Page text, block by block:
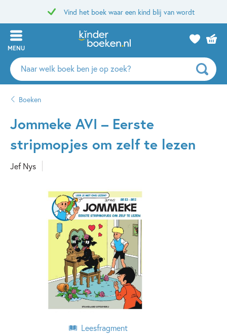
Vind het boek waar een kind blij van wordt
MENU
Zoeken
naar
auteurs
uitgevers
Boeken
Jommeke AVI – Eerste
stripmopjes om zelf te lezen
Jef Nys
Leesfragment